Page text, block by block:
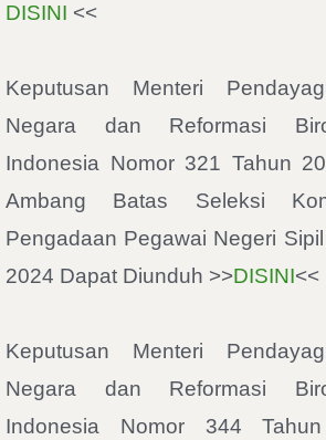
DISINI <<
Keputusan Menteri
Negara dan Reformasi
Indonesia Nomor 321 Tahun
Ambang Batas Seleksi
Pengadaan Pegawai Negeri
2024 Dapat Diunduh >>DISINI<<
Keputusan Menteri
Negara dan Reformasi
Indonesia Nomor 344